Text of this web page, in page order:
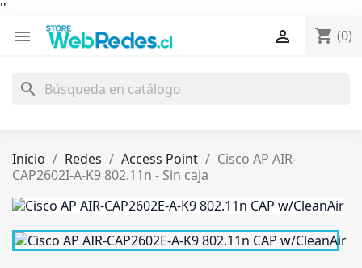
''
 shopping_cart (0)

search
Inicio Redes Access Point
Cisco AP AIR-
CAP2602I-A-K9 802.11n - Sin caja